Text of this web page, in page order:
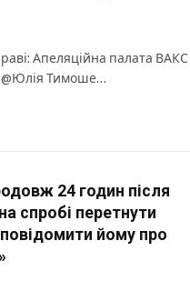
Апеляційна палата ВАКС
@Юлія Тимоше…
24 годин після
спробі перетнути
йому про